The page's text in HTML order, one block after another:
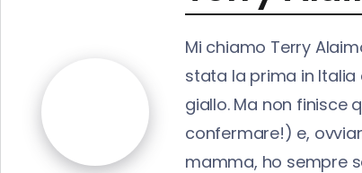
Mi chiamo Terry
stata la prima in
giallo. Ma non finisce
confermare!) e,
mamma, ho sempre